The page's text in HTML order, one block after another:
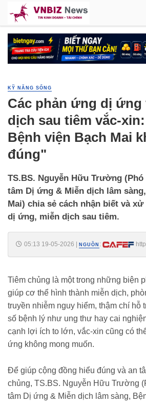
KỸ NĂNG SỐNG
Các phản ứng dị ứng
dịch sau tiêm vắc-
Bệnh viện Bạch Mai
đúng"
TS.BS. Nguyễn Hữu Trường
tâm Dị ứng & Miễn dịch lâm
Mai) chia sẻ cách nhận biết và
dị ứng, miễn dịch sau tiêm.
05:13 19-05-2026 NGUỒN :
Tiêm chủng là một trong những biện
giúp cơ thể hình thành miễn dịch,
truyền nhiễm nguy hiểm, thậm chí hỗ
số bệnh lý như ung thư hay cai
cạnh lợi ích to lớn, vắc-xin cũng có
ứng không mong muốn.
Để giúp cộng đồng hiểu đúng và an
chủng, TS.BS. Nguyễn Hữu Trường
tâm Dị ứng & Miễn dịch lâm sàng,